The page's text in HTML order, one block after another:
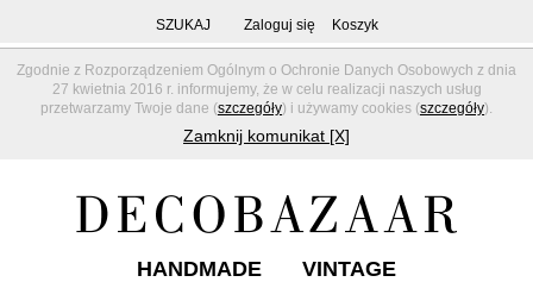
Zgodnie z Rozporządzeniem Ogólnym o Ochronie Danych Osobowych z dnia
27 kwietnia 2016 r. informujemy, że w celu realizacji naszych usług
przetwarzamy Twoje dane (szczegóły) i używamy cookies (szczegóły).
Zamknij komunikat [X]
SZUKAJ Zaloguj się Koszyk
HANDMADE VINTAGE